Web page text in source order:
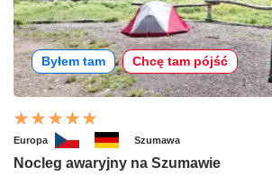
Byłem tam Chcę tam pójść
Europa Szumawa
Nocleg awaryjny na Szumawie